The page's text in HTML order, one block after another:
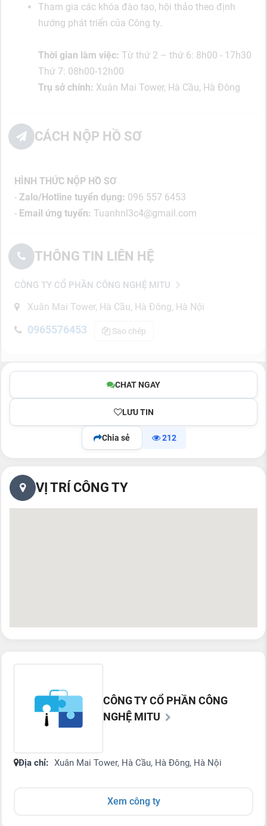
Tham gia các khóa đào tạo, hội thảo theo định
hướng phát triển của Công ty.
Thời gian làm việc: Từ thứ 2 – thứ 6: 8h00 - 17h30
Thứ 7: 08h00-12h00
Trụ sở chính: Xuân Mai Tower, Hà Cầu, Hà Đông
CÁCH NỘP HỒ SƠ
HÌNH THỨC NỘP HỒ SƠ
- Zalo/Hotline tuyển dụng: 096 557 6453
- Email ứng tuyển: Tuanhnl3c4@gmail.com
THÔNG TIN LIÊN HỆ
CÔNG TY CỔ PHẦN CÔNG NGHỆ MITU
Xuân Mai Tower, Hà Cầu, Hà Đông, Hà Nội
0965576453 Sao chép
CHAT NGAY
LƯU TIN
Chia sẻ 212
VỊ TRÍ CÔNG TY
CÔNG TY CỔ PHẦN CÔNG
NGHỆ MITU
Địa chỉ: Xuân Mai Tower, Hà Cầu, Hà Đông, Hà Nội
Xem công ty